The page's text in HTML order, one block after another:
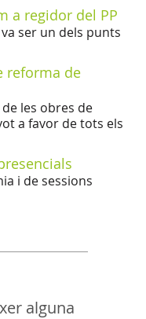
a regidor del PP
ser un dels punts
reforma de
les obres de
a favor de tots els
i de sessions
alguna